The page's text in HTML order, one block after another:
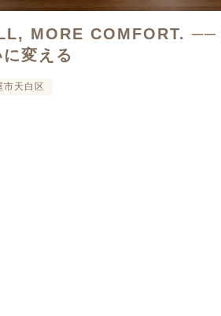
MORE COMFORT. ──
変える
市天白区